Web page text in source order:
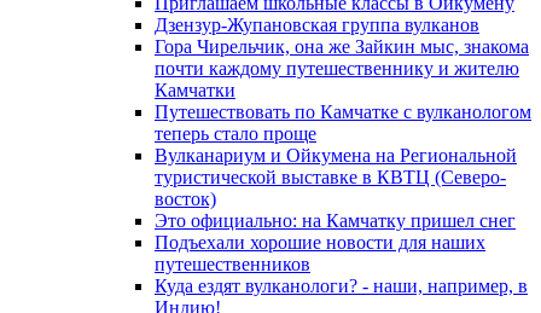
Дзензур-Жупановская группа вулканов
Гора Чирельчик, она же Зайкин мыс, знакома
почти каждому путешественнику и жителю
Камчатки
Путешествовать по Камчатке с вулканологом
теперь стало проще
Вулканариум и Ойкумена на Региональной
туристической выставке в КВТЦ (Северо-
восток)
Это официально: на Камчатку пришел снег
Подъехали хорошие новости для наших
путешественников
Куда ездят вулканологи? - наши, например, в
Индию!